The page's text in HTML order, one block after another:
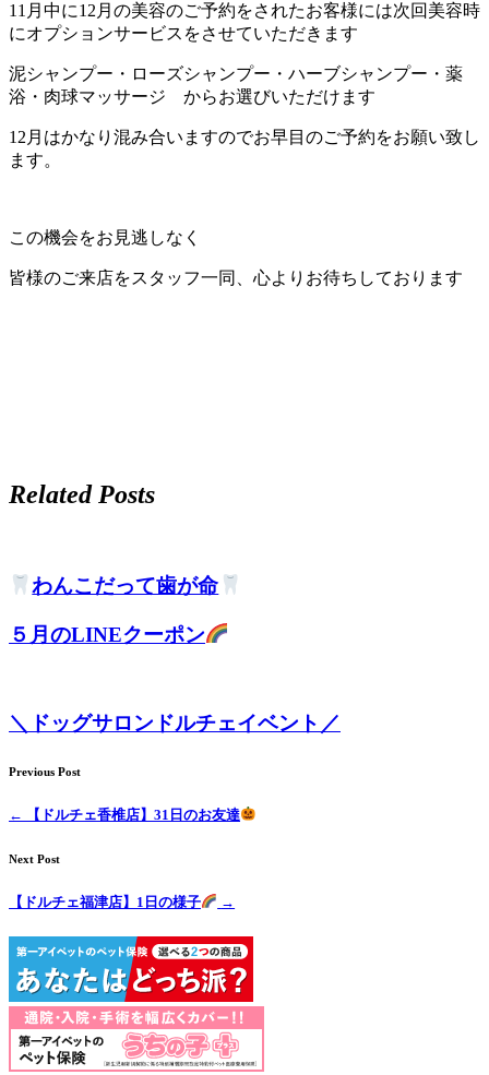
ペ
ッ
ト
ホ
ル
11月中に12月の美容のご予約をされたお客様には次回美容時
にオプションサービスをさせていただきます
泥シャンプー・ローズシャンプー・ハーブシャンプー・薬
浴・肉球マッサージ からお選びいただけます
12月はかなり混み合いますのでお早目のご予約をお願い致し
ます。
この機会をお見逃しなく
皆様のご来店をスタッフ一同、心よりお待ちしております
Related Posts
わんこだって歯が命
５月のLINEクーポン
＼ドッグサロンドルチェイベント／
Previous Post
← 【ドルチェ香椎店】31日のお友達
Next Post
【ドルチェ福津店】1日の様子 →